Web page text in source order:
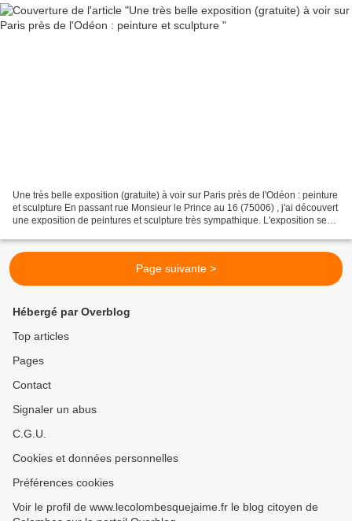
Une très belle exposition (gratuite) à voir sur Paris près de l'Odéon : peinture
et sculpture En passant rue Monsieur le Prince au 16 (75006) , j'ai découvert
une exposition de peintures et sculpture très sympathique. L'exposition se
Page suivante >
Hébergé par Overblog
Top articles
Pages
Contact
Signaler un abus
C.G.U.
Cookies et données personnelles
Préférences cookies
Voir le profil de www.lecolombesquejaime.fr le blog citoyen de